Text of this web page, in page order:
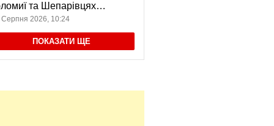
та Шепарівцях
відключення 3-5
Серпня 2026, 10:24
ПОКАЗАТИ ЩЕ